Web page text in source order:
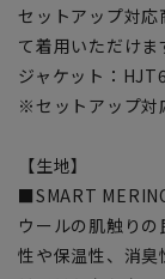
セットアップ対
て着用いただけま
ジャケット：
※セットアップ対
【生地】
■SMART
ウールの肌触り
性や保温性、消